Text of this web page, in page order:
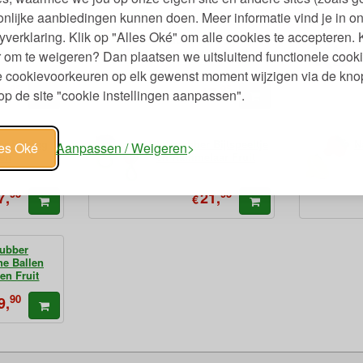
aanbiedingen kunnen doen. Meer informatie vind je in
Klik op "Alles Oké" om alle cookies te accepteren.
om te weigeren? Dan plaatsen we uitsluitend functionele
cookievoorkeuren op elk gewenst moment wijzigen via de
de site "cookie instellingen aanpassen".
Oké Aanpassen / Weigeren
Bijt- en
Bloem
95
Natuurrubber Bijt- en
Badspeeltje Fruit
€17,
Bijtring
95
Natuurrubber Bijtspeeltje
en Rammelaar Fruit
€21,95
Ballen
Fruit
90